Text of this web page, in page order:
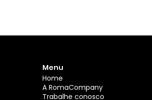
Menu
Home
A RomaCompany
Trabalhe conosco